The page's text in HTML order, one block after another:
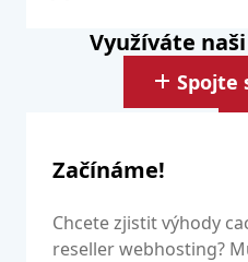
Využíváte
Spojte
Začínáme!
Chcete zjistit výhody
reseller webhosting?